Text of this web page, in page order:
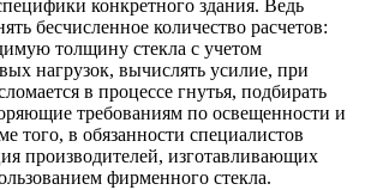
конкретного здания. Ведь
бесчисленное количество расчетов:
толщину стекла с учетом
нагрузок, вычислять усилие, при
в процессе гнутья, подбирать
требованиям по освещенности и
того, в обязанности специалистов
производителей, изготавливающих
фирменного стекла.